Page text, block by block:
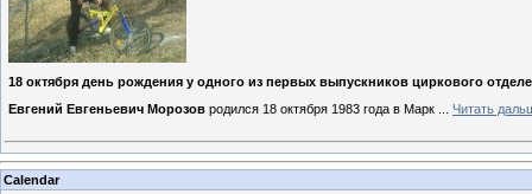
18 октября день рождения у одного из первых выпускников циркового
Евгений Евгеньевич Морозов родился 18 октября 1983 года в Марк Читать
Calendar